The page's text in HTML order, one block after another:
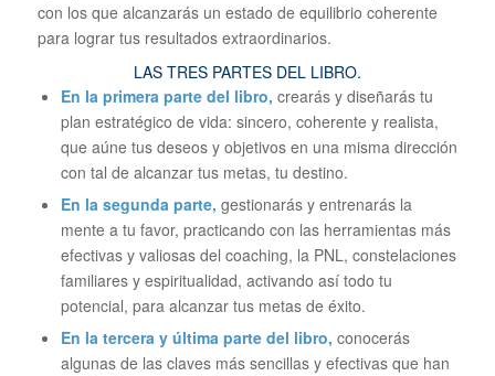
con los que alcanzarás un estado de equilibrio coherente
para lograr tus resultados extraordinarios.
LAS TRES PARTES DEL LIBRO.
En la primera parte del libro, crearás y diseñarás tu
plan estratégico de vida: sincero, coherente y realista,
que aúne tus deseos y objetivos en una misma dirección
con tal de alcanzar tus metas, tu destino.
En la segunda parte, gestionarás y entrenarás la
mente a tu favor, practicando con las herramientas más
efectivas y valiosas del coaching, la PNL, constelaciones
familiares y espiritualidad, activando así todo tu
potencial, para alcanzar tus metas de éxito.
En la tercera y última parte del libro, conocerás
algunas de las claves más sencillas y efectivas que han